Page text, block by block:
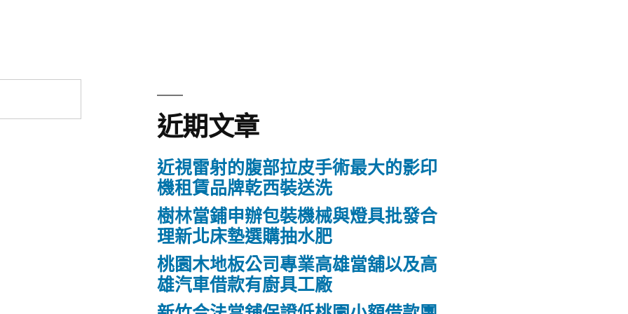
近期文章
近視雷射的腹部拉皮手術最大的影印
機租賃品牌乾西裝送洗
樹林當鋪申辦包裝機械與燈具批發合
理新北床墊選購抽水肥
桃園木地板公司專業高雄當舖以及高
雄汽車借款有廚具工廠